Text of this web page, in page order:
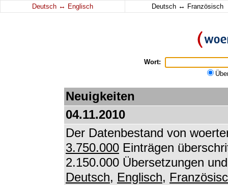
Deutsch ↔ Englisch Deutsch ↔ Französisch
Wort:
Neuigkeiten
04.11.2010
Der Datenbestand von
3.750.000 Einträgen
2.150.000 Übersetzungen
Deutsch, Englisch,